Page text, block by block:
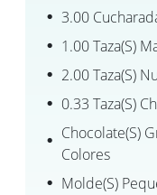
3.00
1.00 Taza(s)
2.00 Taza(s)
0.33 Taza(s)
Chocolate(s)
Colores
Molde(s)